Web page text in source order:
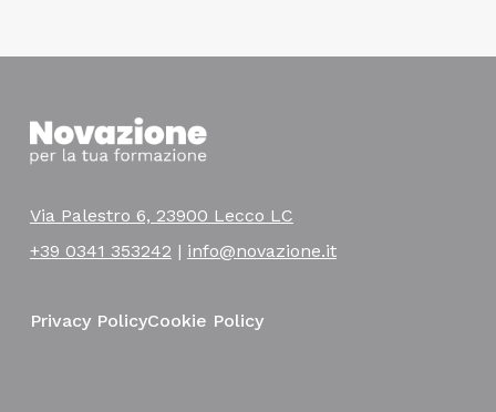
Via Palestro 6, 23900 Lecco LC
+39 0341 353242 | info@novazione.it
Privacy PolicyCookie Policy